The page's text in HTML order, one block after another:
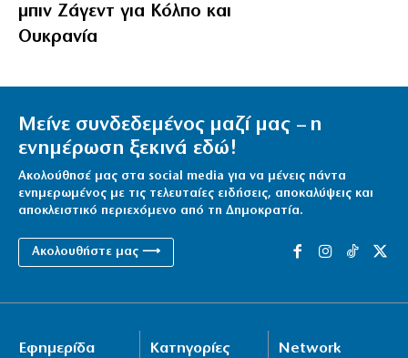
μπιν Ζάγεντ για Κόλπο και
Ουκρανία
Μείνε συνδεδεμένος μαζί μας – η
ενημέρωση ξεκινά εδώ!
Ακολούθησέ μας στα social media για να μένεις πάντα
ενημερωμένος με τις τελευταίες ειδήσεις, αποκαλύψεις και
αποκλειστικό περιεχόμενο από τη Δημοκρατία.
Ακολουθήστε μας ⟶
Εφημερίδα
Κατηγορίες Network